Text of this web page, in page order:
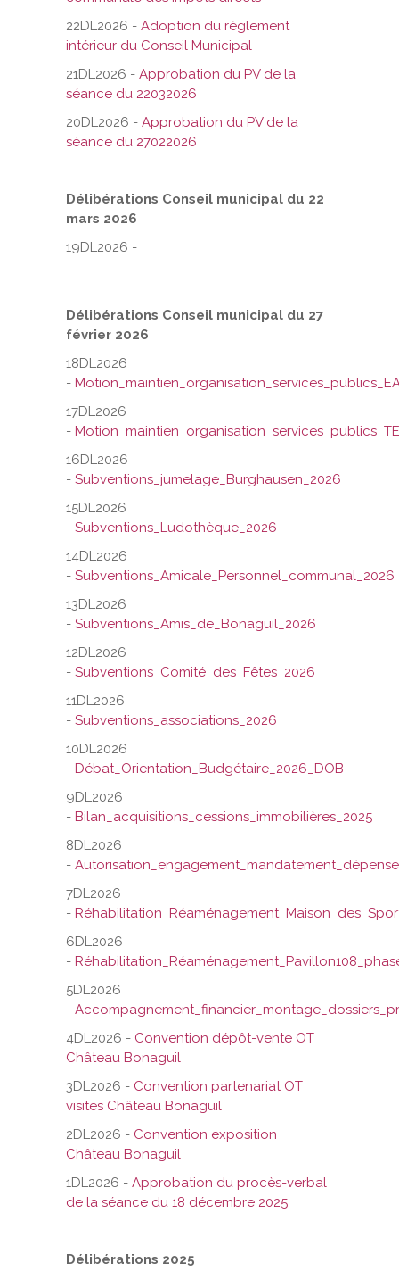
22DL2026 - Adoption du règlement
intérieur du Conseil Municipal
21DL2026 - Approbation du PV de la
séance du 22032026
20DL2026 - Approbation du PV de la
séance du 27022026
Délibérations Conseil municipal du 22
mars 2026
19DL2026 -
Délibérations Conseil municipal du 27
février 2026
18DL2026
-
17DL2026
-
16DL2026
- Subventions_jumelage_Burghausen_2026
15DL2026
- Subventions_Ludothèque_2026
14DL2026
- Subventions_Amicale_Personnel_communal_2026
13DL2026
- Subventions_Amis_de_Bonaguil_2026
12DL2026
- Subventions_Comité_des_Fêtes_2026
11DL2026
- Subventions_associations_2026
10DL2026
- Débat_Orientation_Budgétaire_2026_DOB
9DL2026
- Bilan_acquisitions_cessions_immobilières_2025
8DL2026
-
7DL2026
-
6DL2026
-
5DL2026
-
4DL2026 - Convention dépôt-vente OT
Château Bonaguil
3DL2026 - Convention partenariat OT
visites Château Bonaguil
2DL2026 - Convention exposition
Château Bonaguil
1DL2026 - Approbation du procès-verbal
de la séance du 18 décembre 2025
Délibérations 2025